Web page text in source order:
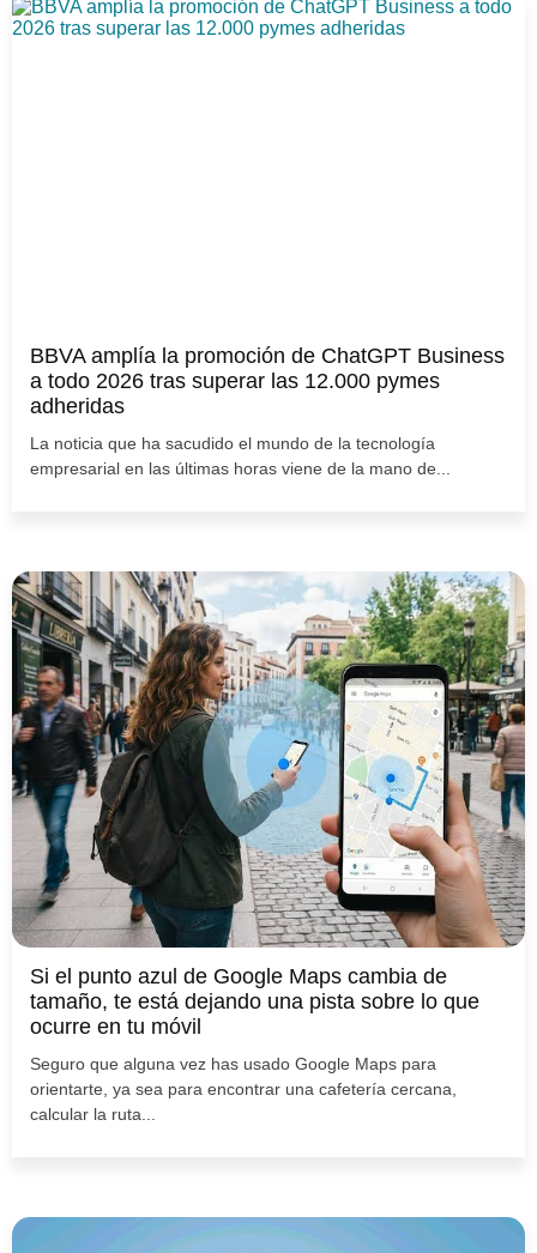
BBVA amplía la promoción de ChatGPT Business
a todo 2026 tras superar las 12.000 pymes
adheridas
La noticia que ha sacudido el mundo de la tecnología
empresarial en las últimas horas viene de la mano de...
Si el punto azul de Google Maps cambia de
tamaño, te está dejando una pista sobre lo que
ocurre en tu móvil
Seguro que alguna vez has usado Google Maps para
orientarte, ya sea para encontrar una cafetería cercana,
calcular la ruta...